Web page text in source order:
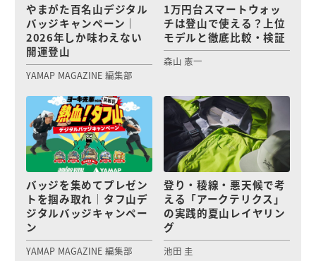
やまがた百名山デジタル
バッジキャンペーン｜
2026年しか味わえない
開運登山
YAMAP MAGAZINE 編集部
1万円台スマートウォッ
チは登山で使える？上位
モデルと徹底比較・検証
森山 憲一
バッジを集めてプレゼン
トを掴み取れ｜タフ山デ
ジタルバッジキャンペー
ン
YAMAP MAGAZINE 編集部
登り・稜線・悪天候で考
える「アークテリクス」
の実践的夏山レイヤリン
グ
池田 圭